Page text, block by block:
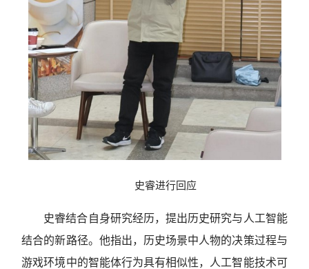
史睿进行回应
史睿结合自身研究经历，提出历史研究与人工智能
结合的新路径。他指出，历史场景中人物的决策过程与
游戏环境中的智能体行为具有相似性，人工智能技术可